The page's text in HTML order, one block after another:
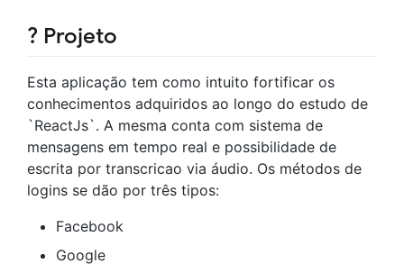
? Projeto
Esta aplicação tem como intuito fortificar os
conhecimentos adquiridos ao longo do estudo de
`ReactJs`. A mesma conta com sistema de
mensagens em tempo real e possibilidade de
escrita por transcricao via áudio. Os métodos de
logins se dão por três tipos:
Facebook
Google